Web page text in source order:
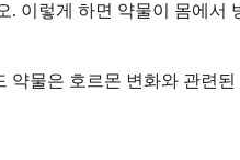
이렇게 하면 약물이 몸에
물은 호르몬 변화와 관련